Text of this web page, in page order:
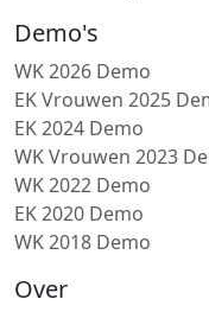
Demo's
WK 2026 Demo
EK Vrouwen 2025
EK 2024 Demo
WK Vrouwen 2023
WK 2022 Demo
EK 2020 Demo
WK 2018 Demo
Over